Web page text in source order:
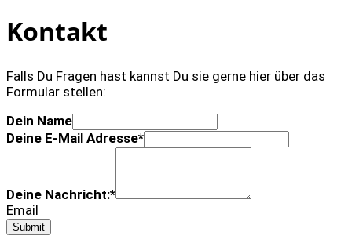
Kontakt
Falls Du Fragen hast kannst Du sie gerne hier über das
Formular stellen:
Dein Name
Deine E-Mail Adresse*
Deine Nachricht:*
Email
Submit